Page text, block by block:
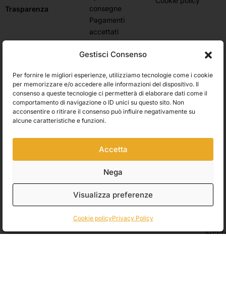
Gestisci Consenso
Per fornire le migliori esperienze, utilizziamo tecnologie come i cookie
per memorizzare e/o accedere alle informazioni del dispositivo. Il
consenso a queste tecnologie ci permetterà di elaborare dati come il
comportamento di navigazione o ID unici su questo sito. Non
acconsentire o ritirare il consenso può influire negativamente su
alcune caratteristiche e funzioni.
Accetta
Nega
Visualizza preferenze
Cookie policyPrivacy Policy
Trasparenza
consegne
Pagamenti
accettati
Domande frequenti
Stato dell’ordine
Iscriviti alla newsletter e ricevi subito il 10% di sconto
Rimani aggiornato su novità, promozioni e consigli d’arte. Il tuo
primo ordine ti aspetta con uno sconto esclusivo.
all'Informativa sulla privacy di Brevo.
Accetto le condizioni generali e di ricevere le Newsletters.